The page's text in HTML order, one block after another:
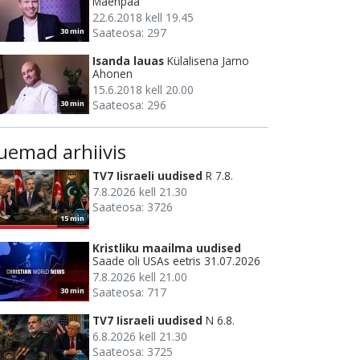
30 min
22.6.2018 kell 19.45
Saateosa: 297
30 min
Isanda lauas Külalisena Jarno
Ahonen
15.6.2018 kell 20.00
Saateosa: 296
arhiivis
15 min
TV7 Iisraeli uudised R 7.8.
7.8.2026 kell 21.30
Saateosa: 3726
30 min
Kristliku maailma uudised
Saade oli USAs eetris 31.07.2026
7.8.2026 kell 21.00
Saateosa: 717
TV7 Iisraeli uudised N 6.8.
6.8.2026 kell 21.30
Saateosa: 3725